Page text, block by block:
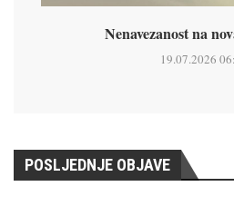
Nenavezanost na
19.07.2026
POSLJEDNJE OBJAVE